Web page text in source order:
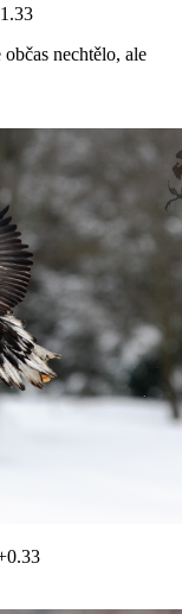
nechtělo, ale